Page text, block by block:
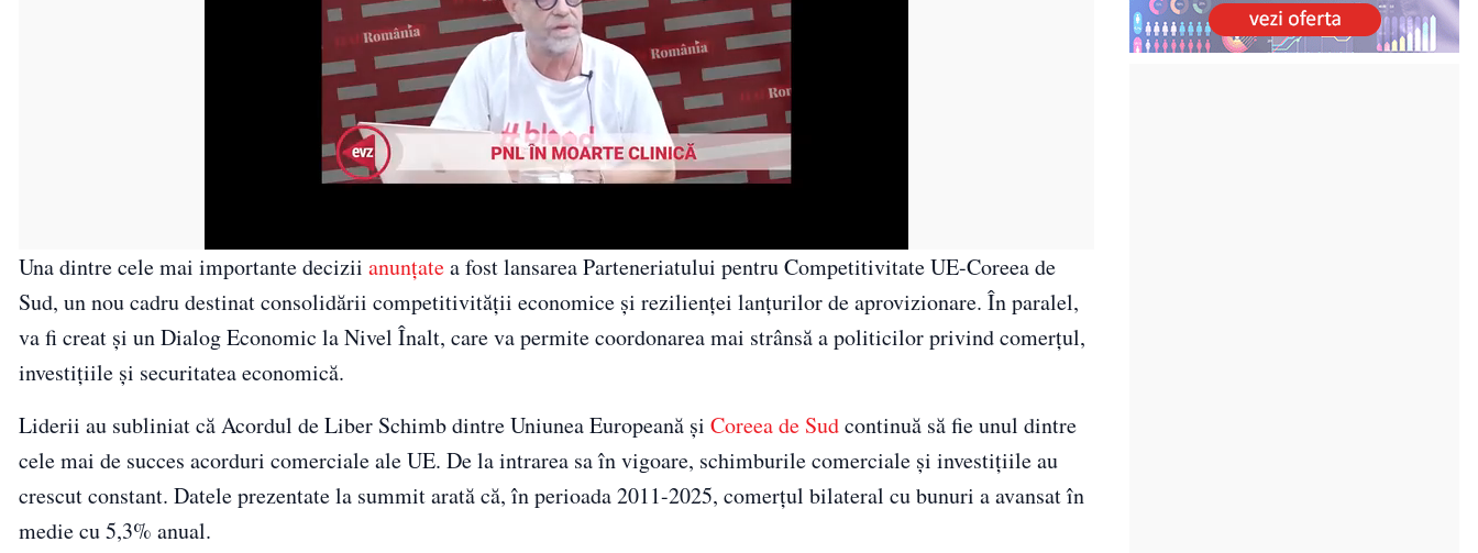
Una dintre cele mai importante decizii anunțatea fost lansarea Parteneriatului pentru Competitivitate UE-Coreea de
Sud, un nou cadru destinat consolidării competitivității economice și rezilienței lanțurilor de aprovizionare. În paralel,
va fi creat și un Dialog Economic la Nivel Înalt, care va permite coordonarea mai strânsă a politicilor privind comerțul,
investițiile și securitatea economică.
Liderii au subliniat că Acordul de Liber Schimb dintre Uniunea Europeană și Coreea de Sudcontinuă să fie unul dintre
cele mai de succes acorduri comerciale ale UE. De la intrarea sa în vigoare, schimburile comerciale și investițiile au
crescut constant. Datele prezentate la summit arată că, în perioada 2011-2025, comerțul bilateral cu bunuri a avansat în
medie cu 5,3% anual.